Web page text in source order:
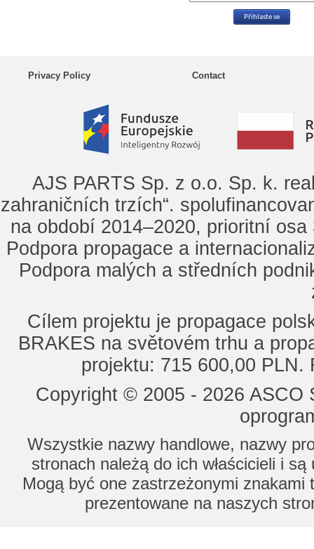
Privacy Policy Contact
AJS PARTS Sp. z o.o. Sp. k.
zahraničních trzích“.
na období 2014–2020, prioritní
Podpora propagace a
Podpora malých a středních
Cílem projektu je propagace
BRAKES na světovém trhu a
projektu: 715 600,00
Copyright © 2005 - 2026
Wszystkie nazwy handlowe, nazwy
stronach należą do ich właścicieli i
Mogą być one zastrzeżonymi znakami
prezentowane na naszych